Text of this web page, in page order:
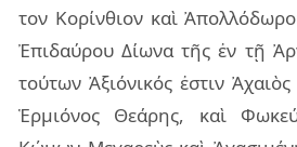
τον Κορίν­θιον καὶ
Ἐπι­δαύ­ρου Δίωνα τῆς ἐν τῇ
τού­των Ἀξιό­νι­κός ἐστιν
Ἑρμιό­νος Θεά­ρης, καὶ